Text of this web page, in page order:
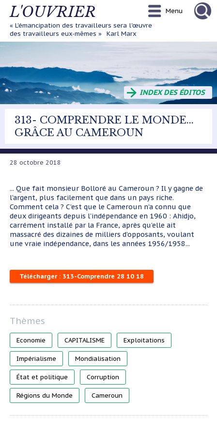
Aller
principal
L'OUVRIER
« L'émancipation des travailleurs sera l'œuvre
des travailleurs eux-mêmes »
Karl Marx
Menu
INDEX DES ÉDITOS
313- COMPRENDRE LE MONDE...
GRÂCE AU CAMEROUN
28 octobre 2018
... Que fait monsieur Bolloré au Cameroun ? Il y gagne de
l’argent, plus facilement que dans un pays riche.
Comment cela ? C’est que le Cameroun n’a connu que
deux dirigeants depuis l’indépendance en 1960 : Ahidjo,
carrément installé par la France, après qu’elle ait
massacré des dizaines de milliers d’opposants, voulant
une vraie indépendance, dans les années 1956/1958...
Télécharger : 313-Comprendre 28 10 18
Economie CAPITALISME Exploitations
Impérialisme Mondialisation
État et politique Corruption
Régions du Monde Cameroun